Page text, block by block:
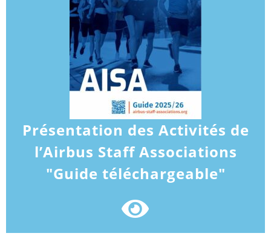
Présentation des Activités de
l’Airbus Staff Associations
"Guide téléchargeable"